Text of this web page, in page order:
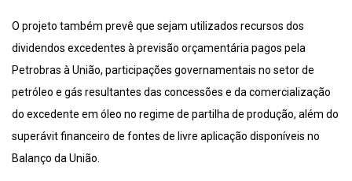
O projeto também prevê que sejam utilizados recursos dos
dividendos excedentes à previsão orçamentária pagos pela
Petrobras à União, participações governamentais no setor de
petróleo e gás resultantes das concessões e da comercialização
do excedente em óleo no regime de partilha de produção, além do
superávit financeiro de fontes de livre aplicação disponíveis no
Balanço da União.